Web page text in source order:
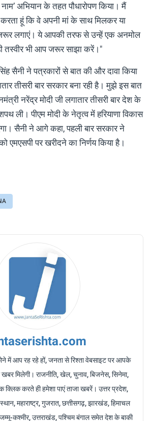
अभियान के तहत पौधारोपण किया। मैं
हूं कि वे अपनी मां के साथ मिलकर या
लगाएं। ये आपकी तरफ से उन्हें एक अनमोल
तस्वीर भी आप जरूर साझा करें।"
सैनी ने पत्रकारों से बात की और दावा किया
तीसरी बार सरकार बना रही है। मुझे इस बात
नरेंद्र मोदी जी लगातार तीसरी बार देश के
ली। पीएम मोदी के नेतृत्व में हरियाणा विकास
सैनी ने आगे कहा, पहली बार सरकार ने
एमएसपी पर खरीदने का निर्णय किया है।
में आप रह रहे हों, जनता से रिश्ता वेबसाइट पर आपके
खबर मिलेगी। राजनीति, खेल, चुनाव, बिजनेस, सिनेमा,
क्लिक करते ही हमेशा पाएं ताजा खबरें। उत्तर प्रदेश,
महाराष्ट्र, गुजरात, छत्तीसगढ़, झारखंड, हिमाचल
कश्मीर, उत्तराखंड, पश्चिम बंगाल समेत देश के बाकी